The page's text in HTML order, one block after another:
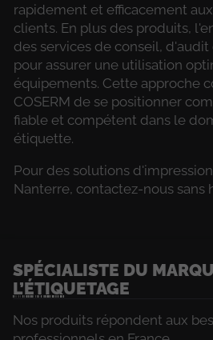
rapidement et efficacement
clients. En plus des produits,
des services de conseil,
pour assurer une utilisation
équipements. Cette approche
COSERM de se positionner
fiable et compétent dans le
étiquette.
Pour des solutions
Nanterre, contactez-nous sans
SPÉCIALISTE DU
L’ÉTIQUETAGE
Nos produits répondent aux